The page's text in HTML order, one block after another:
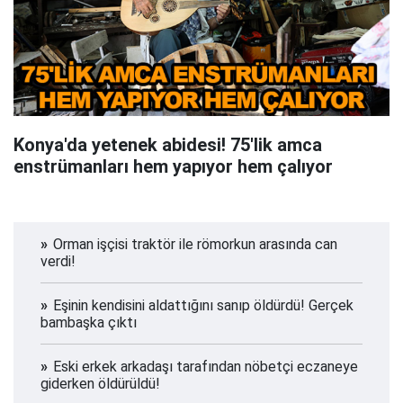
Konya'da yetenek abidesi! 75'lik amca
enstrümanları hem yapıyor hem çalıyor
Orman işçisi traktör ile römorkun arasında can
verdi!
Eşinin kendisini aldattığını sanıp öldürdü! Gerçek
bambaşka çıktı
Eski erkek arkadaşı tarafından nöbetçi eczaneye
giderken öldürüldü!